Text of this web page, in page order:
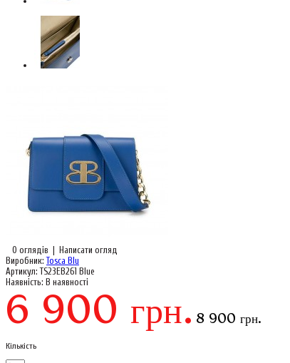
0 оглядів
Написати огляд
Виробник: Tosca Blu
Артикул: TS23EB261 Blue
Наявність: В наявності
6 900 грн. 8 900 грн.
Кількість